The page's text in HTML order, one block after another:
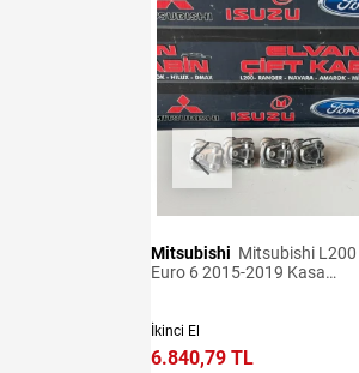
Mitsubishi
Euro 6 2015-2019 Kasa
İkinci El
6.840,79 TL